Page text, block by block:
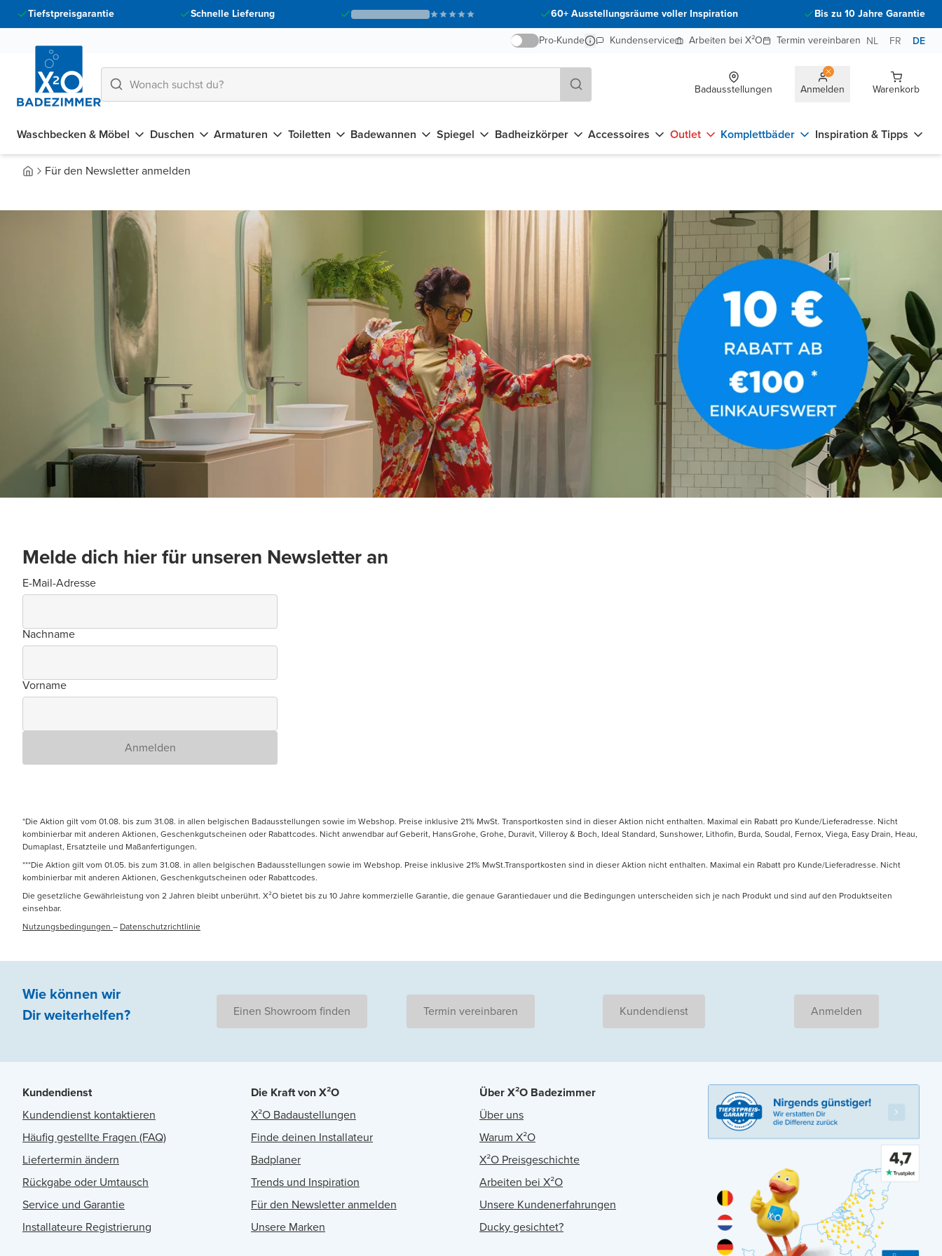
Tiefstpreisgarantie Schnelle Lieferung 60+ Ausstellungsräume voller Inspiration
Bis zu 10 Jahre Garantie
Pro-Kunde
Kundenservice Arbeiten bei X²O Termin vereinbaren NL FR DE
Badausstellungen Anmelden Warenkorb
Waschbecken & Möbel Duschen Armaturen Toiletten Badewannen Spiegel Badheizkörper Accessoires Outlet Komplettbäder Inspiration & Tipps
Für den Newsletter anmelden
Melde dich hier für unseren Newsletter an
E-Mail-Adresse
Nachname
Vorname
Anmelden
*Die Aktion gilt vom 01.08. bis zum 31.08. in allen belgischen Badausstellungen sowie im Webshop. Preise inklusive 21% MwSt. Transportkosten sind in dieser Aktion nicht enthalten. Maximal ein Rabatt pro Kunde/Lieferadresse. Nicht
kombinierbar mit anderen Aktionen, Geschenkgutscheinen oder Rabattcodes. Nicht anwendbar auf Geberit, HansGrohe, Grohe, Duravit, Villeroy & Boch, Ideal Standard, Sunshower, Lithofin, Burda, Soudal, Fernox, Viega, Easy Drain, Heau,
Dumaplast, Ersatzteile und Maßanfertigungen.
***Die Aktion gilt vom 01.05. bis zum 31.08. in allen belgischen Badausstellungen sowie im Webshop. Preise inklusive 21% MwSt.Transportkosten sind in dieser Aktion nicht enthalten. Maximal ein Rabatt pro Kunde/Lieferadresse. Nicht
kombinierbar mit anderen Aktionen, Geschenkgutscheinen oder Rabattcodes.
Die gesetzliche Gewährleistung von 2 Jahren bleibt unberührt. X²O bietet bis zu 10 Jahre kommerzielle Garantie, die genaue Garantiedauer und die Bedingungen unterscheiden sich je nach Produkt und sind auf den Produktseiten
einsehbar.
Nutzungsbedingungen – Datenschutzrichtlinie
Wie können wir
Dir weiterhelfen? Einen Showroom finden Termin vereinbaren Kundendienst Anmelden
Kundendienst
Kundendienst kontaktieren
Häufig gestellte Fragen (FAQ)
Liefertermin ändern
Rückgabe oder Umtausch
Service und Garantie
Installateure Registrierung
Die Kraft von X²O
X²O Badaustellungen
Finde deinen Installateur
Badplaner
Trends und Inspiration
Für den Newsletter anmelden
Unsere Marken
Über X²O Badezimmer
Über uns
Warum X²O
X²O Preisgeschichte
Arbeiten bei X²O
Unsere Kundenerfahrungen
Ducky gesichtet?